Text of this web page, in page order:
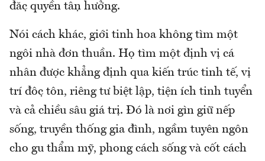
đặc quyền tận hưởng.
Nói cách khác, giới tinh hoa không tìm một
ngôi nhà đơn thuần. Họ tìm một định vị cá
nhân được khẳng định qua kiến trúc tinh tế, vị
trí độc tôn, riêng tư biệt lập, tiện ích tinh tuyển
và cả chiều sâu giá trị. Đó là nơi gìn giữ nếp
sống, truyền thống gia đình, ngầm tuyên ngôn
cho gu thẩm mỹ, phong cách sống và cốt cách